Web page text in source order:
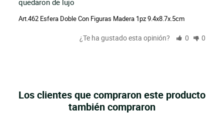
quedaron de lujo
Art.462 Esfera Doble Con Figuras Madera 1pz 9.4x8.7x.5cm
¿Te ha gustado esta opinión? 0 0
Los clientes que compraron este producto
también compraron